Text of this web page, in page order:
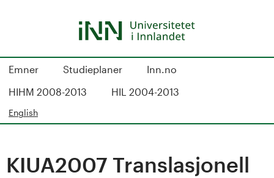
S
u
Emner Studieplaner
Inn.no
HIHM 2008-2013
HIL 2004-2013
English
KIUA2007 Translasjonell